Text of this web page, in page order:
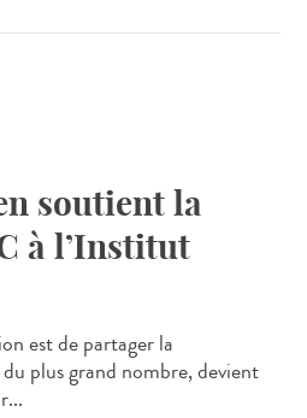
soutient la
à l’Institut
est de partager la
plus grand nombre, devient